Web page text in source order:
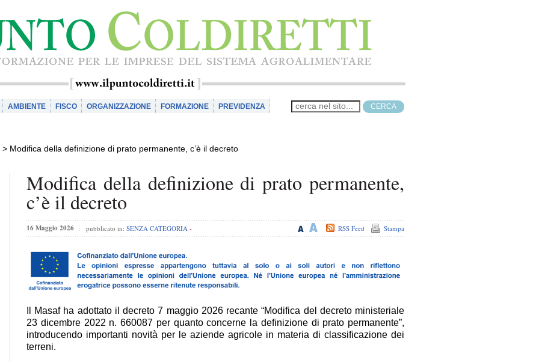
AMBIENTE FISCO ORGANIZZAZIONE FORMAZIONE
PREVIDENZA
> Modifica della definizione di prato permanente, c’è il decreto
Modifica della definizione di prato permanente,
c’è il decreto
16 Maggio 2026 pubblicato in: SENZA CATEGORIA - Stampa
RSS Feed
Il Masaf ha adottato il decreto 7 maggio 2026 recante “Modifica del decreto ministeriale
23 dicembre 2022 n. 660087 per quanto concerne la definizione di prato permanente”,
introducendo importanti novità per le aziende agricole in materia di classificazione dei
terreni.